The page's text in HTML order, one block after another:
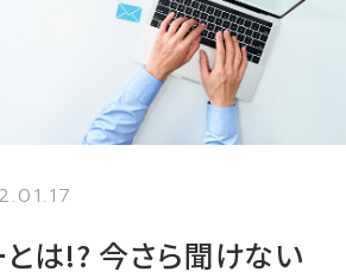
は!? 今さら聞けない